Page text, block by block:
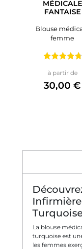
MÉDICALE
FANTAISE
Blouse
femme
à partir de
30,00 €
La blouse
turquoise est
les femmes